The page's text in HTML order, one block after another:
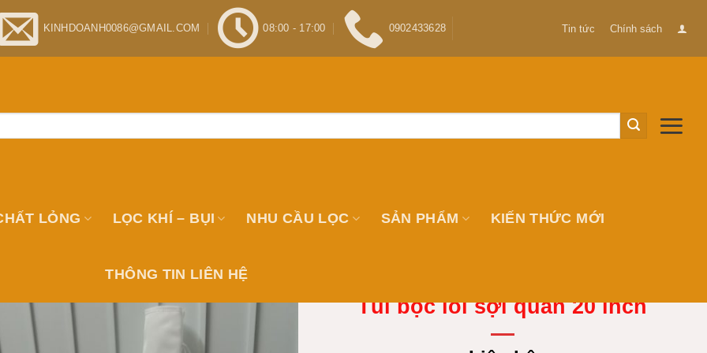
KINHDOANH0086@GMAIL.COM 08:00 - 17:00 0902433628 Tin tức Chính sách
LỎNG LỌC KHÍ – BỤI NHU CẦU LỌC SẢN PHẨM KIẾN THỨC MỚI
THÔNG TIN LIÊN HỆ
Túi bọc lõi sợi quấn 20 inch